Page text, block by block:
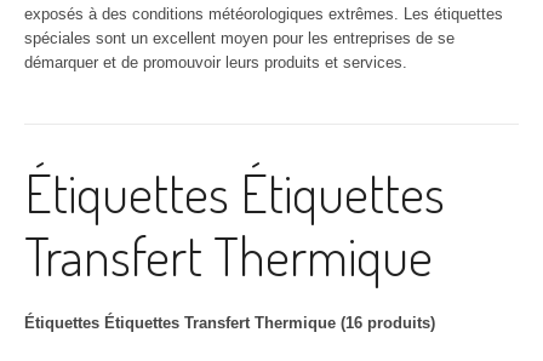
exposés à des conditions météorologiques extrêmes. Les étiquettes
spéciales sont un excellent moyen pour les entreprises de se
démarquer et de promouvoir leurs produits et services.
Étiquettes Étiquettes
Transfert Thermique
Étiquettes Étiquettes Transfert Thermique (16 produits)